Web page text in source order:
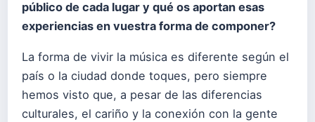
público de cada lugar y qué os aportan esas
experiencias en vuestra forma de componer?
La forma de vivir la música es diferente según el
país o la ciudad donde toques, pero siempre
hemos visto que, a pesar de las diferencias
culturales, el cariño y la conexión con la gente